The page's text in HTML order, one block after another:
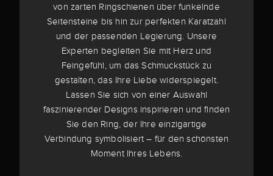
von zarten Ringschienen über funkelnde
Seitensteine bis hin zur perfekten Karatzahl
und der passenden Legierung. Unsere
Experten begleiten Sie mit Herz und
Feingefühl, um das Schmuckstück zu
gestalten, das Ihre Liebe widerspiegelt.
Lassen Sie sich von einer Auswahl
faszinierender Designs inspirieren und finden
Sie den Ring, der Ihre einzigartige
Verbindung symbolisiert – für den schönsten
Moment Ihres Lebens.